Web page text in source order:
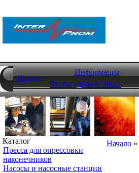
Начало
Информация
Чтобы сделать заказ
Каталог
Пресса для опрессовки
наконечников
Насосы и насосные станции
Начало »